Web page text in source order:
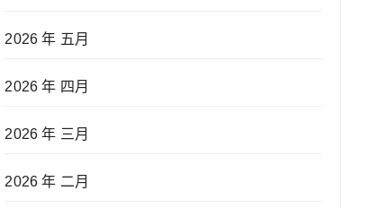
2026 年 五月
2026 年 四月
2026 年 三月
2026 年 二月